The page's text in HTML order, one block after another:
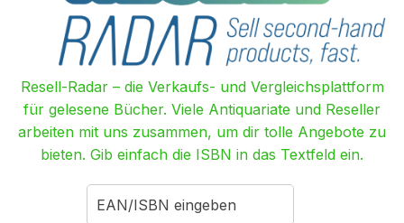
Resell-Radar – die Verkaufs- und Vergleichsplattform
für gelesene Bücher. Viele Antiquariate und Reseller
arbeiten mit uns zusammen, um dir tolle Angebote zu
bieten. Gib einfach die ISBN in das Textfeld ein.